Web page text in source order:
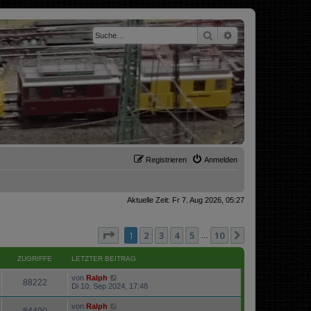
SucheErweiterte Suche
Anmelden
Registrieren
Aktuelle Zeit: Fr 7. Aug 2026, 05:27
Seite 1von
1 2 3 4 5 10
ZUGRIFFE LETZTER BEITRAG
88222 von Ralph
Di 10. Sep 2024, 17:48
von Ralph